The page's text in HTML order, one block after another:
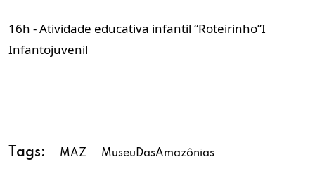
16h - Atividade educativa infantil “Roteirinho”I
Infantojuvenil
Tags: MAZ MuseuDasAmazônias